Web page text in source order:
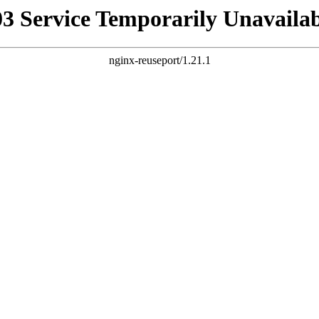
Service Temporarily
nginx-reuseport/1.21.1